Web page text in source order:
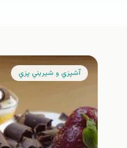
آشپزي و شيريني پزي